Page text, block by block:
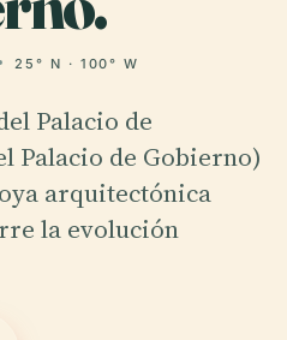
25° N · 100° W
Palacio de
Palacio de Gobierno)
arquitectónica
la evolución